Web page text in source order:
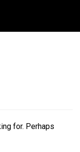
for. Perhaps